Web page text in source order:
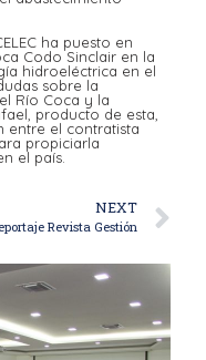
ha puesto en
Codo Sinclair en la
hidroeléctrica en el
sobre la
Río Coca y la
producto de esta,
entre el contratista
propiciarla
el país.
NEXT
Revista Gestión